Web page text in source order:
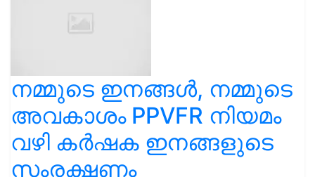
നമ്മുടെ ഇനങ്ങൾ, നമ്മുടെ
അവകാശം PPVFR നിയമം
വഴി കർഷക ഇനങ്ങളുടെ
സംരക്ഷണം